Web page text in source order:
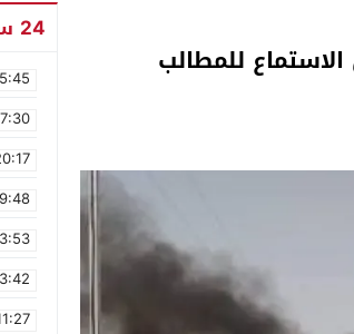
للمطالب
24 ساعة